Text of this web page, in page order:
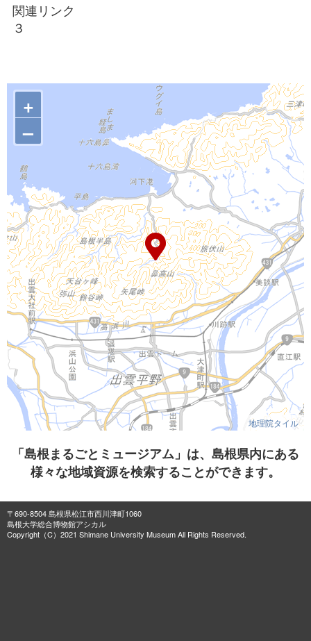
関連リンク
３
+
–
地理院タイル
「島根まるごとミュージアム」は、島根県内にある
様々な地域資源を検索することができます。
〒690-8504 島根県松江市西川津町1060
島根大学総合博物館アシカル
Copyright（C）2021 Shimane University Museum All Rights Reserved.